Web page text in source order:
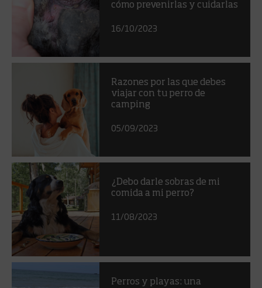
cómo prevenirlas y cuidarlas
16/10/2023
Razones por las que debes
viajar con tu perro de
camping
05/09/2023
¿Debo darle sobras de mi
comida a mi perro?
11/08/2023
Perros y playas: una